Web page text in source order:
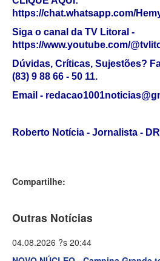
https://chat.whatsapp.com/
Siga o canal da TV Litoral -
https://www.youtube.com/
Dúvidas, Críticas, Sujestões?
(83) 9 88 66 - 50 11.
Email -
Roberto Notícia - Jornalista -
Compartilhe:
Outras Notícias
04.08.2026 ?s 20:44